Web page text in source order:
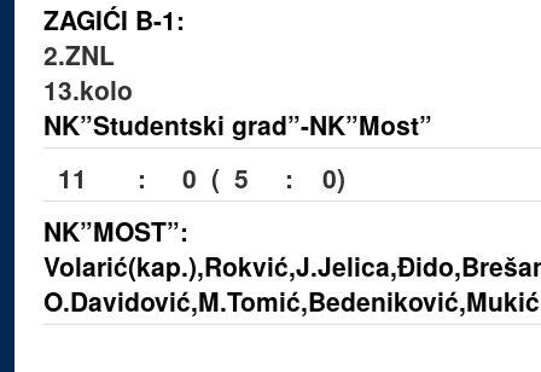
ZAGIĆI B-1:
2.ZNL
13.kolo
NK”Studentski grad”-NK”Most”
11 : 0 ( 5 : 0)
NK”MOST”:
O.Davidović,M.Tomić,Bedeniković,Mukić